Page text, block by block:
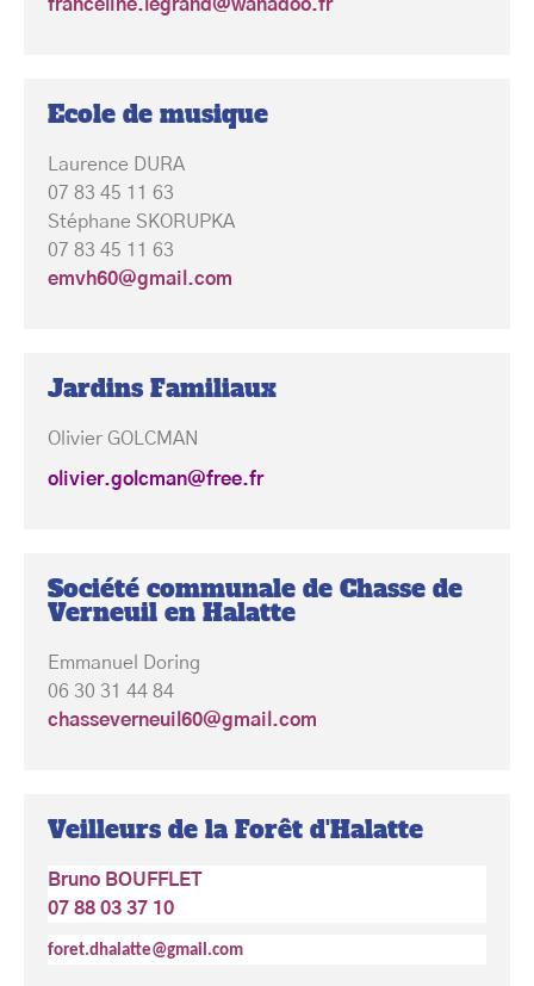
franceline.legrand@wanadoo.fr
Ecole de musique
Laurence DURA
07 83 45 11 63
Stéphane SKORUPKA
07 83 45 11 63
emvh60@gmail.com
Jardins Familiaux
Olivier GOLCMAN
olivier.golcman@free.fr
Société communale de Chasse de
Verneuil en Halatte
Emmanuel Doring
06 30 31 44 84
chasseverneuil60@gmail.com
Veilleurs de la Forêt d'Halatte
Bruno BOUFFLET
07 88 03 37 10
foret.dhalatte@gmail.com